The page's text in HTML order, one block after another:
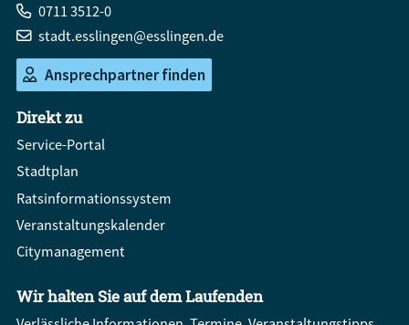
0711 3512-0
stadt.esslingen@esslingen.de
Ansprechpartner finden
Direkt zu
Service-Portal
Stadtplan
Ratsinformationssystem
Veranstaltungskalender
Citymanagement
Wir halten Sie auf dem Laufenden